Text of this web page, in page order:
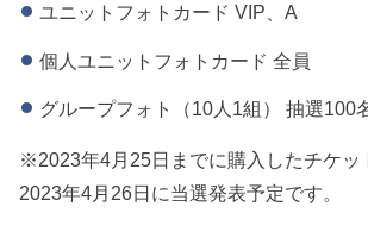
ユニットフォトカード VIP、A
個人ユニットフォトカード 全員
グループフォト（10人1組） 抽選100
※2023年4月25日までに購入したチケッ
2023年4月26日に当選発表予定です。